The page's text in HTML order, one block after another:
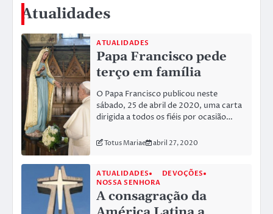
Atualidades
ATUALIDADES
Papa Francisco pede
terço em família
O Papa Francisco publicou neste
sábado, 25 de abril de 2020, uma carta
dirigida a todos os fiéis por ocasião…
Totus Mariae abril 27, 2020
ATUALIDADES
DEVOÇÕES
NOSSA SENHORA
A consagração da